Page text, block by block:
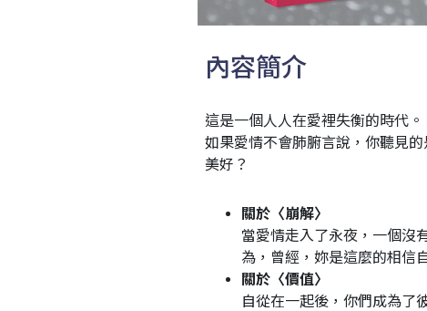
內容簡介
這是一個人人在愛裡失衡的時代。
如果愛情不會肺腑言說，你聽見
美好？
關於〈崩解〉
當愛情走入了永夜，一個沒
為，曾經，妳是這麼的相信
關於〈價值〉
自從在一起後，你們成為了